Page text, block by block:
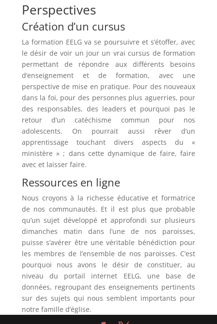
Perspectives
Création d’un cursus
La formation EELG va se poursuivre et s’étoffer, avec
le désir de voir un jour un vrai cursus de formation
permettant de répondre aux différents besoins
d’enseignement et de formation, avec une
perspective de mise en pratique. Pour des nouveaux
dans la foi, pour des personnes plus aguerries, pour
des responsables, des leaders et pourquoi pas le
retour d’un catéchisme commun pour nos
adolescents. On pourrait aussi rêver d’un
apprentissage touchant divers aspects du «
ministère » ; dans cette dynamique de faire, faire
avec et laisser faire.
Ressources en ligne
Nous croyons à la richesse éducative et formatrice
de nos communautés. Et il est plus que probable
qu’un sujet développé et approfondi sur plusieurs
dimanches matin dans l’une de nos paroisses,
puisse s’avérer être une véritable bénédiction pour
les membres de l’ensemble de nos paroisses. C’est
pourquoi nous avons le désir de constituer, au
niveau du portail internet EELG, une base de
données, regroupant des enseignements pertinents
sur des sujets qui nous semblent importants pour
notre famille d’église.